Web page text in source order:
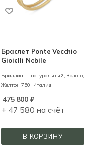
Браслет Ponte Vecchio
Gioielli Nobile
Бриллиант натуральный, Золото,
Желтое, 750, Италия
475 800₽
+ 47 580 на счёт
В КОРЗИНУ